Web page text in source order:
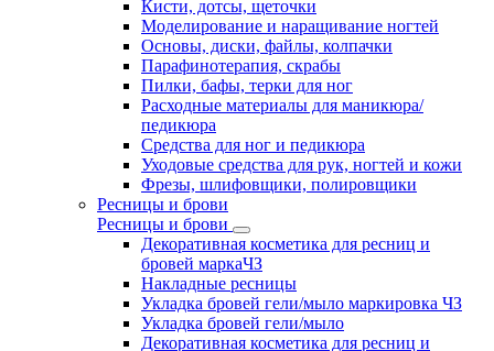
Кисти, дотсы, щеточки
Моделирование и наращивание ногтей
Основы, диски, файлы, колпачки
Парафинотерапия, скрабы
Пилки, бафы, терки для ног
Расходные материалы для маникюра/
педикюра
Средства для ног и педикюра
Уходовые средства для рук, ногтей и кожи
Фрезы, шлифовщики, полировщики
Ресницы и брови
Ресницы и брови
Декоративная косметика для ресниц и
бровей маркаЧЗ
Накладные ресницы
Укладка бровей гели/мыло маркировка ЧЗ
Укладка бровей гели/мыло
Декоративная косметика для ресниц и